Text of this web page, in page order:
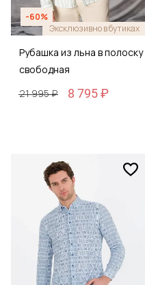
-60%
Эксклюзивно в бутиках
Рубашка из льна в полоску
свободная
21 995 ₽
8 795 ₽